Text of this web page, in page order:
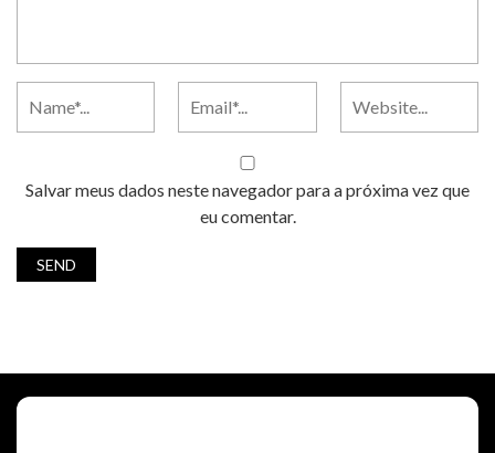
Salvar meus dados neste navegador para a próxima vez que
eu comentar.